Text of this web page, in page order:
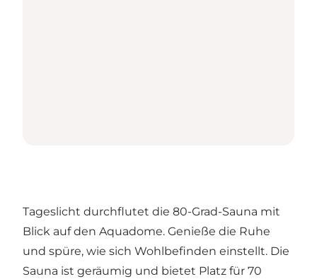
Tageslicht durchflutet die 80-Grad-Sauna mit
Blick auf den Aquadome. Genieße die Ruhe
und spüre, wie sich Wohlbefinden einstellt. Die
Sauna ist geräumig und bietet Platz für 70